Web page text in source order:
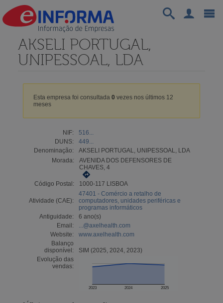
AKSELI PORTUGAL,
UNIPESSOAL, LDA
Esta empresa foi consultada 0 vezes nos últimos 12
meses
NIF:
516...
DUNS:
449...
Denominação:
AKSELI PORTUGAL, UNIPESSOAL, LDA
Morada:
AVENIDA DOS DEFENSORES DE
CHAVES, 4
Código Postal: 1000-117 LISBOA
Atividade (CAE):
47401 - Comércio a retalho de
computadores, unidades periféricas e
programas informáticos
Antiguidade:
6 ano(s)
Email:
...@axelhealth.com
Website:
www.axelhealth.com
Balanço
disponível:
SIM (2025, 2024, 2023)
Evolução das
vendas:
2023 2024 2025